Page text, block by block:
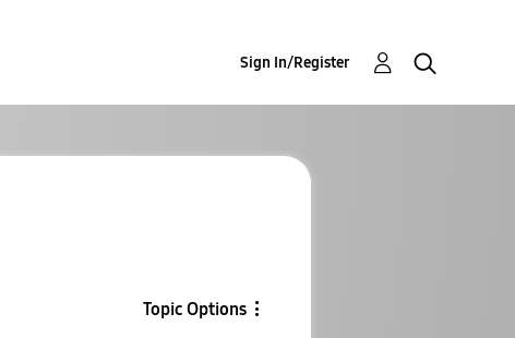
Sign In/Register
Topic Options